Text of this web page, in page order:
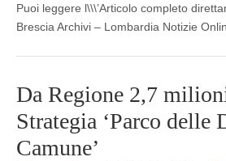
Puoi leggere l\\\’Articolo completo
Brescia Archivi – Lombardia Notizie
Da Regione 2,7
Strategia ‘Parco delle
Camune’